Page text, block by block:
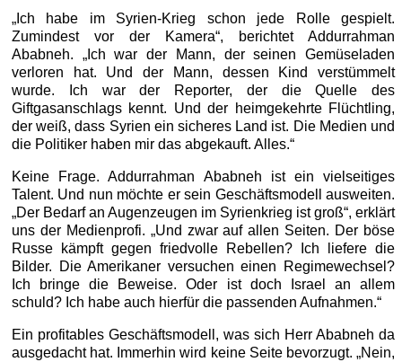
„Ich habe im Syrien-Krieg schon jede Rolle gespielt.
Zumindest vor der Kamera“, berichtet Addurrahman
Ababneh. „Ich war der Mann, der seinen Gemüseladen
verloren hat. Und der Mann, dessen Kind verstümmelt
wurde. Ich war der Reporter, der die Quelle des
Giftgasanschlags kennt. Und der heimgekehrte Flüchtling,
der weiß, dass Syrien ein sicheres Land ist. Die Medien und
die Politiker haben mir das abgekauft. Alles.“
Keine Frage. Addurrahman Ababneh ist ein vielseitiges
Talent. Und nun möchte er sein Geschäftsmodell ausweiten.
„Der Bedarf an Augenzeugen im Syrienkrieg ist groß“, erklärt
uns der Medienprofi. „Und zwar auf allen Seiten. Der böse
Russe kämpft gegen friedvolle Rebellen? Ich liefere die
Bilder. Die Amerikaner versuchen einen Regimewechsel?
Ich bringe die Beweise. Oder ist doch Israel an allem
schuld? Ich habe auch hierfür die passenden Aufnahmen.“
Ein profitables Geschäftsmodell, was sich Herr Ababneh da
ausgedacht hat. Immerhin wird keine Seite bevorzugt. „Nein,